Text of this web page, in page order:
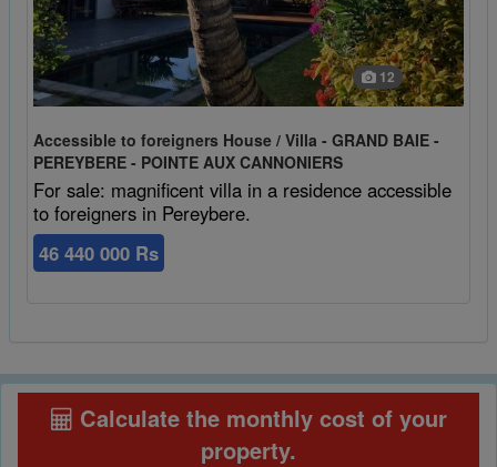
12
Accessible to foreigners House / Villa - GRAND BAIE -
PEREYBERE - POINTE AUX CANNONIERS
For sale: magnificent villa in a residence accessible
to foreigners in Pereybere.
46 440 000 Rs
Calculate the monthly cost of your
property.